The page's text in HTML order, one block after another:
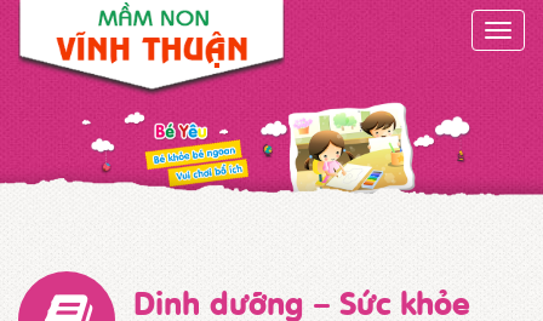
Toggle
Dinh dưỡng – Sức khỏe